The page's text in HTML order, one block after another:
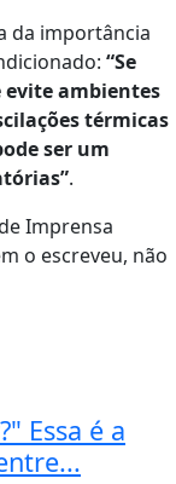
da importância
“Se
evite ambientes
térmicas
ser um
.
Imprensa
o escreveu, não
Essa é a